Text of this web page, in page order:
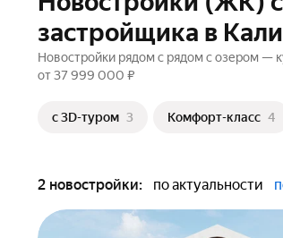
застройщика в
Новостройки рядом с рядом с озером —
от 37 999 000 ₽
c 3D-туром 3 Комфорт-класс 4
2 новостройки: по актуальности